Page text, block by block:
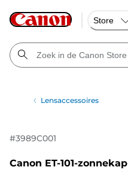
Store
Lensaccessoires
#3989C001
Canon ET-101-zonnekap